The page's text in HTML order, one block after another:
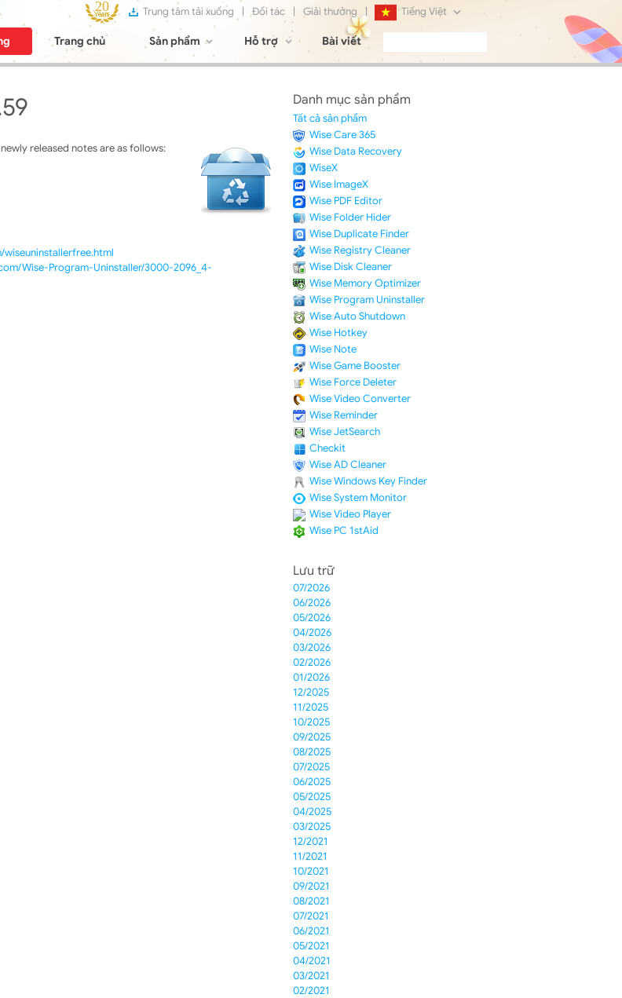
Trung tâm tải xuống | Đối tác | Giải thưởng | Tiếng Việt
English
日本語
Trang chủ Sản phẩm Hỗ trợ Bài viết
released notes are as follows:
wiseuninstallerfree.html
Wise-Program-Uninstaller/3000-2096_4-
Danh mục sản phẩm
Tất cả sản phẩm
Wise Care 365
Wise Data Recovery
WiseX
Wise ImageX
Wise PDF Editor
Wise Folder Hider
Wise Duplicate Finder
Wise Registry Cleaner
Wise Disk Cleaner
Wise Memory Optimizer
Wise Program Uninstaller
Wise Auto Shutdown
Wise Hotkey
Wise Note
Wise Game Booster
Wise Force Deleter
Wise Video Converter
Wise Reminder
Wise JetSearch
Checkit
Wise AD Cleaner
Wise Windows Key Finder
Wise System Monitor
Wise Video Player
Wise PC 1stAid
Lưu trữ
07/2026
06/2026
05/2026
04/2026
03/2026
02/2026
01/2026
12/2025
11/2025
10/2025
09/2025
08/2025
07/2025
06/2025
05/2025
04/2025
03/2025
12/2021
11/2021
10/2021
09/2021
08/2021
07/2021
06/2021
05/2021
04/2021
03/2021
02/2021